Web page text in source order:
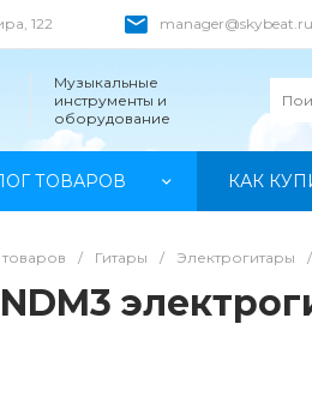
122 manager@skybeat.ru
Музыкальные
инструменты и
оборудование
ТОВАРОВ КАК
товаров / Гитары / Электрогитары /